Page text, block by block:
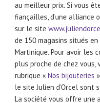
au meilleur prix. Si vous
fiançailles, d’une alliance
sur le site
de 150 magasins situés en
Martinique. Pour avoir les
plus proche de chez
rubrique « Nos bijouteries
le site Julien d’Orcel sont
La société vous offre une